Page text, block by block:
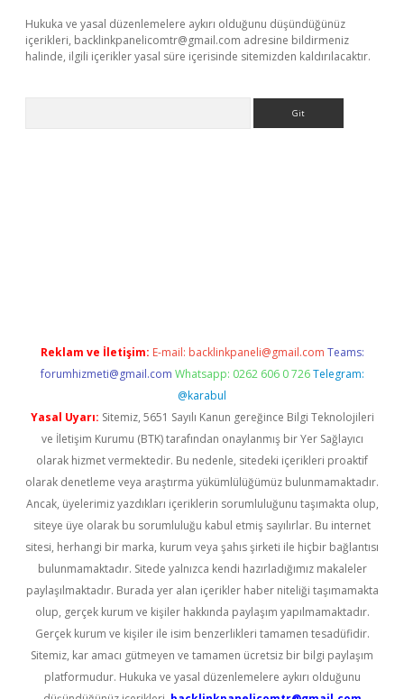
Hukuka ve yasal düzenlemelere aykırı olduğunu düşündüğünüz
içerikleri, backlinkpanelicomtr@gmail.com adresine bildirmeniz
halinde, ilgili içerikler yasal süre içerisinde sitemizden kaldırılacaktır.
Reklam ve İletişim: E-mail: backlinkpaneli@gmail.com Teams:
forumhizmeti@gmail.com Whatsapp: 0262 606 0 726 Telegram:
@karabul
Yasal Uyarı: Sitemiz, 5651 Sayılı Kanun gereğince Bilgi Teknolojileri
ve İletişim Kurumu (BTK) tarafından onaylanmış bir Yer Sağlayıcı
olarak hizmet vermektedir. Bu nedenle, sitedeki içerikleri proaktif
olarak denetleme veya araştırma yükümlülüğümüz bulunmamaktadır.
Ancak, üyelerimiz yazdıkları içeriklerin sorumluluğunu taşımakta olup,
siteye üye olarak bu sorumluluğu kabul etmiş sayılırlar. Bu internet
sitesi, herhangi bir marka, kurum veya şahıs şirketi ile hiçbir bağlantısı
bulunmamaktadır. Sitede yalnızca kendi hazırladığımız makaleler
paylaşılmaktadır. Burada yer alan içerikler haber niteliği taşımamakta
olup, gerçek kurum ve kişiler hakkında paylaşım yapılmamaktadır.
Gerçek kurum ve kişiler ile isim benzerlikleri tamamen tesadüfidir.
Sitemiz, kar amacı gütmeyen ve tamamen ücretsiz bir bilgi paylaşım
platformudur. Hukuka ve yasal düzenlemelere aykırı olduğunu